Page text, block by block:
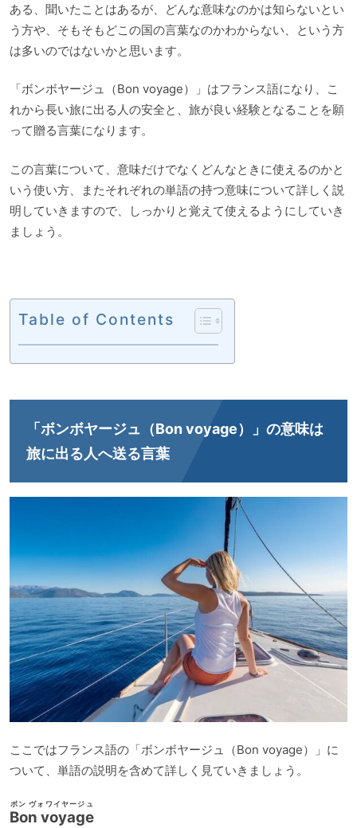
ある、聞いたことはあるが、どんな意味なのかは知らないとい
う方や、そもそもどこの国の言葉なのかわからない、という方
は多いのではないかと思います。
「ボンボヤージュ（Bon voyage）」はフランス語になり、こ
れから長い旅に出る人の安全と、旅が良い経験となることを願
って贈る言葉になります。
この言葉について、意味だけでなくどんなときに使えるのかと
いう使い方、またそれぞれの単語の持つ意味について詳しく説
明していきますので、しっかりと覚えて使えるようにしていき
ましょう。
Table of Contents
「ボンボヤージュ（Bon voyage）」の意味は
旅に出る人へ送る言葉
ここではフランス語の「ボンボヤージュ（Bon voyage）」に
ついて、単語の説明を含めて詳しく見ていきましょう。
Bon voyage
ボン ヴォワイヤージュ